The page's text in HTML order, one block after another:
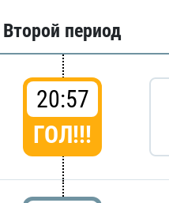
Второй период
20:57
ГОЛ!!!